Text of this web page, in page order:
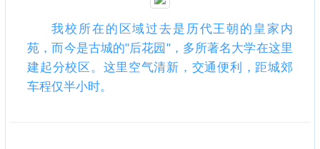
我校所在的区域过去是历代王朝的皇家内
苑，而今是古城的"后花园"，多所著名大学在这里
建起分校区。这里空气清新，交通便利，距城郊
车程仅半小时。